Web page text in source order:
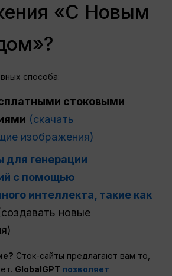
«С Новым
способа:
стоковыми
(скачать
изображения)
генерации
с помощью
интеллекта, такие как
новые
Сток-сайты предлагают вам то,
GlobalGPT позволяет